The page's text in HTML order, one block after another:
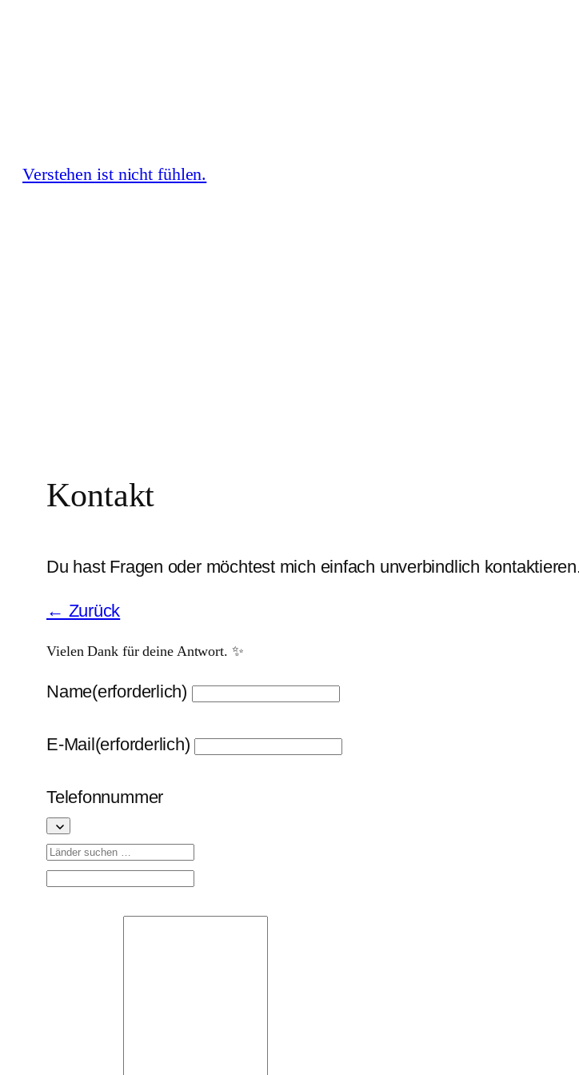
Verstehen ist nicht fühlen.
Kontakt
Du hast Fragen oder möchtest mich einfach unverbindlich
← Zurück
Vielen Dank für deine Antwort. ✨
Name(erforderlich)
E-Mail(erforderlich)
Telefonnummer